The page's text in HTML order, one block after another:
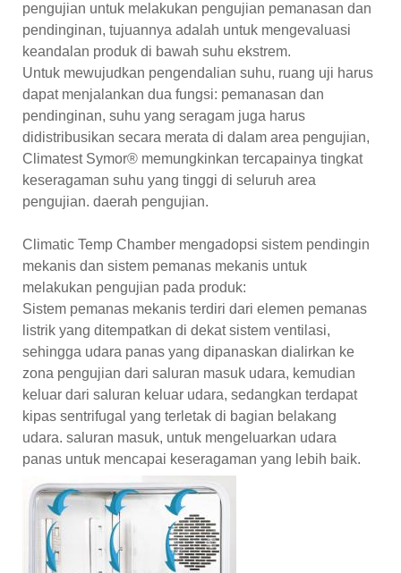
pengujian untuk melakukan pengujian pemanasan dan
pendinginan, tujuannya adalah untuk mengevaluasi
keandalan produk di bawah suhu ekstrem.
Untuk mewujudkan pengendalian suhu, ruang uji harus
dapat menjalankan dua fungsi: pemanasan dan
pendinginan, suhu yang seragam juga harus
didistribusikan secara merata di dalam area pengujian,
Climatest Symor® memungkinkan tercapainya tingkat
keseragaman suhu yang tinggi di seluruh area
pengujian. daerah pengujian.
Climatic Temp Chamber mengadopsi sistem pendingin
mekanis dan sistem pemanas mekanis untuk
melakukan pengujian pada produk:
Sistem pemanas mekanis terdiri dari elemen pemanas
listrik yang ditempatkan di dekat sistem ventilasi,
sehingga udara panas yang dipanaskan dialirkan ke
zona pengujian dari saluran masuk udara, kemudian
keluar dari saluran keluar udara, sedangkan terdapat
kipas sentrifugal yang terletak di bagian belakang
udara. saluran masuk, untuk mengeluarkan udara
panas untuk mencapai keseragaman yang lebih baik.